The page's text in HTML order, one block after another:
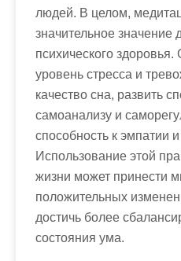
людей. В целом,
значительное значение
психического здоровья.
уровень стресса и
качество сна, развить
самоанализу и
способность к эмпатии
Использование этой
жизни может принести
положительных
достичь более
состояния ума.